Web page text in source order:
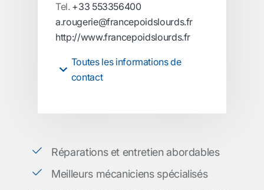
Tel. +33 553356400
a.rougerie@francepoidslourds.fr
http://www.francepoidslourds.fr
Toutes les informations de
contact
Réparations et entretien abordables
Meilleurs mécaniciens spécialisés